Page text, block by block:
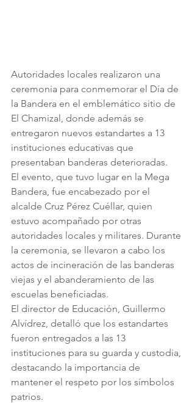
Autoridades locales realizaron una
ceremonia para conmemorar el Día de
la Bandera en el emblemático sitio de
El Chamizal, donde además se
entregaron nuevos estandartes a 13
instituciones educativas que
presentaban banderas deterioradas.
El evento, que tuvo lugar en la Mega
Bandera, fue encabezado por el
alcalde Cruz Pérez Cuéllar, quien
estuvo acompañado por otras
autoridades locales y militares. Durante
la ceremonia, se llevaron a cabo los
actos de incineración de las banderas
viejas y el abanderamiento de las
escuelas beneficiadas.
El director de Educación, Guillermo
Alvídrez, detalló que los estandartes
fueron entregados a las 13
instituciones para su guarda y custodia,
destacando la importancia de
mantener el respeto por los símbolos
patrios.